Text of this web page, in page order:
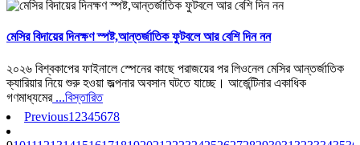
মেসির বিদায়ের দিনক্ষণ স্পষ্ট,আন্তর্জাতিক ফুটবলে আর বেশি দিন নন
২০২৬ বিশ্বকাপের ফাইনালে স্পেনের কাছে পরাজয়ের পর লিওনেল মেসির আন্তর্জাতিক
ক্যারিয়ার নিয়ে শুরু হওয়া জল্পনার অবসান ঘটতে যাচ্ছে। আর্জেন্টিনার একাধিক
গণমাধ্যমের...বিস্তারিত
Previous1 2345678